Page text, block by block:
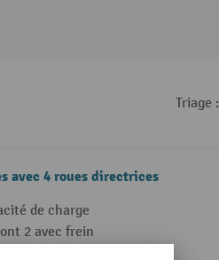
Triage :
avec 4 roues directrices
de charge
2 avec frein